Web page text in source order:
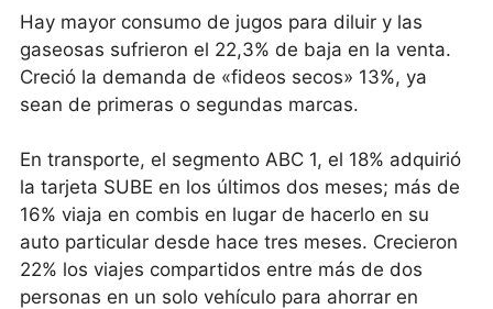
Hay mayor consumo de jugos para diluir y las
gaseosas sufrieron el 22,3% de baja en la venta.
Creció la demanda de «fideos secos» 13%, ya
sean de primeras o segundas marcas.
En transporte, el segmento ABC 1, el 18% adquirió
la tarjeta SUBE en los últimos dos meses; más de
16% viaja en combis en lugar de hacerlo en su
auto particular desde hace tres meses. Crecieron
22% los viajes compartidos entre más de dos
personas en un solo vehículo para ahorrar en